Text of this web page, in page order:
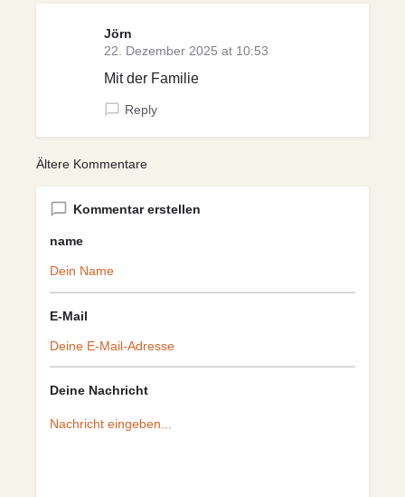
Jörn
22. Dezember 2025 at 10:53
Mit der Familie
Reply
Ältere Kommentare
Kommentar erstellen
name
E-Mail
Deine Nachricht